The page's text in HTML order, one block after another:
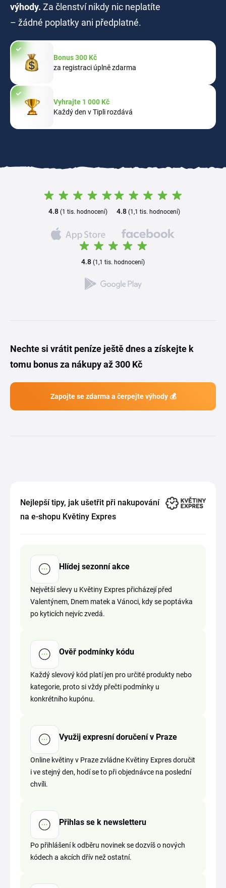
výhody. Za členství nikdy nic neplatíte
– žádné poplatky ani předplatné.
Bonus 300 Kč
za registraci úplně zdarma
Vyhrajte 1 000 Kč
Každý den v Tipli rozdává
4.8 (1 tis. hodnocení) 4.8(1,1 tis. hodnocení)
4.8 (1,1 tis. hodnocení)
Nechte si vrátit peníze ještě dnes a získejte k
tomu bonus za nákupy až 300 Kč
Zapojte se zdarma a čerpejte výhody 💰
Nejlepší tipy, jak ušetřit při nakupování
na e-shopu Květiny Expres
Hlídej sezonní akce
Největší slevy u Květiny Expres přicházejí před
Valentýnem, Dnem matek a Vánoci, kdy se poptávka
po kyticích nejvíc zvedá.
Ověř podmínky kódu
Každý slevový kód platí jen pro určité produkty nebo
kategorie, proto si vždy přečti podmínky u
konkrétního kupónu.
Využij expresní doručení v Praze
Online květiny v Praze zvládne Květiny Expres doručit
i ve stejný den, hodí se to při objednávce na poslední
chvíli.
Přihlas se k newsletteru
Po přihlášení k odběru novinek se dozvíš o nových
kódech a akcích dřív než ostatní.